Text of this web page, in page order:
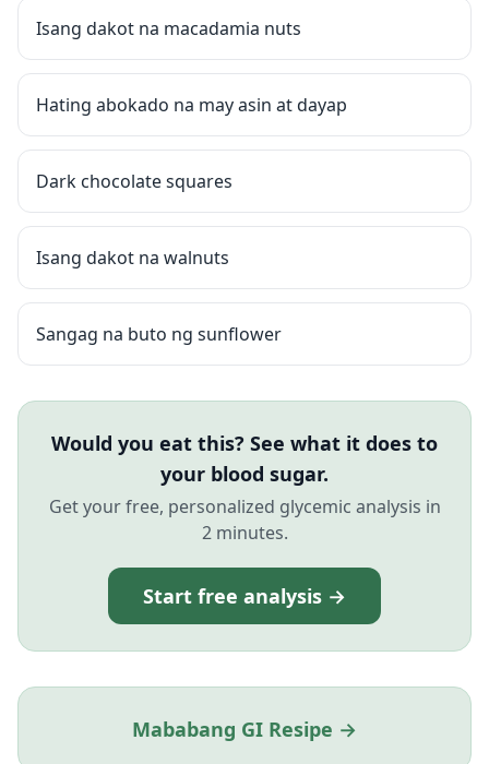
Isang dakot na macadamia nuts
Hating abokado na may asin at dayap
Dark chocolate squares
Isang dakot na walnuts
Sangag na buto ng sunflower
Would you eat this? See what it does to
your blood sugar.
Get your free, personalized glycemic analysis in
2 minutes.
Start free analysis →
Mababang GI Resipe →